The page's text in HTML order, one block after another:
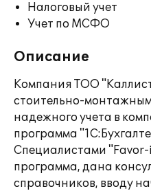
Налоговый учет
Учет по МСФО
Описание
Компания ТОО
стоительно-
надежного учета в
программа
Специалистами
программа, дана
справочников, вводу